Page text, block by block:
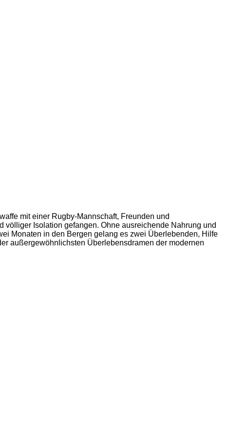
mit einer Rugby-Mannschaft, Freunden und
Isolation gefangen. Ohne ausreichende Nahrung und
Monaten in den Bergen gelang es zwei Überlebenden, Hilfe
außergewöhnlichsten Überlebensdramen der modernen